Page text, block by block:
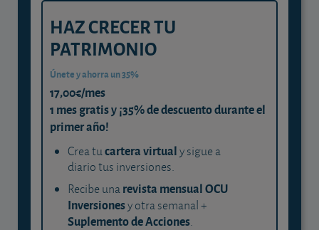
HAZ CRECER TU
PATRIMONIO
Únete y ahorra un 35%
17,00€/mes
1 mes gratis y ¡35% de descuento durante el
primer año!
Crea tucartera virtualy sigue a
diario tus inversiones.
Recibe unarevista mensual OCU
Inversionesy otra semanal +
Suplemento de Acciones.